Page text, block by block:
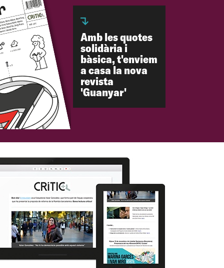
Amb les quotes
solidària i
bàsica, t'enviem
a casa la nova
revista
'Guanyar'